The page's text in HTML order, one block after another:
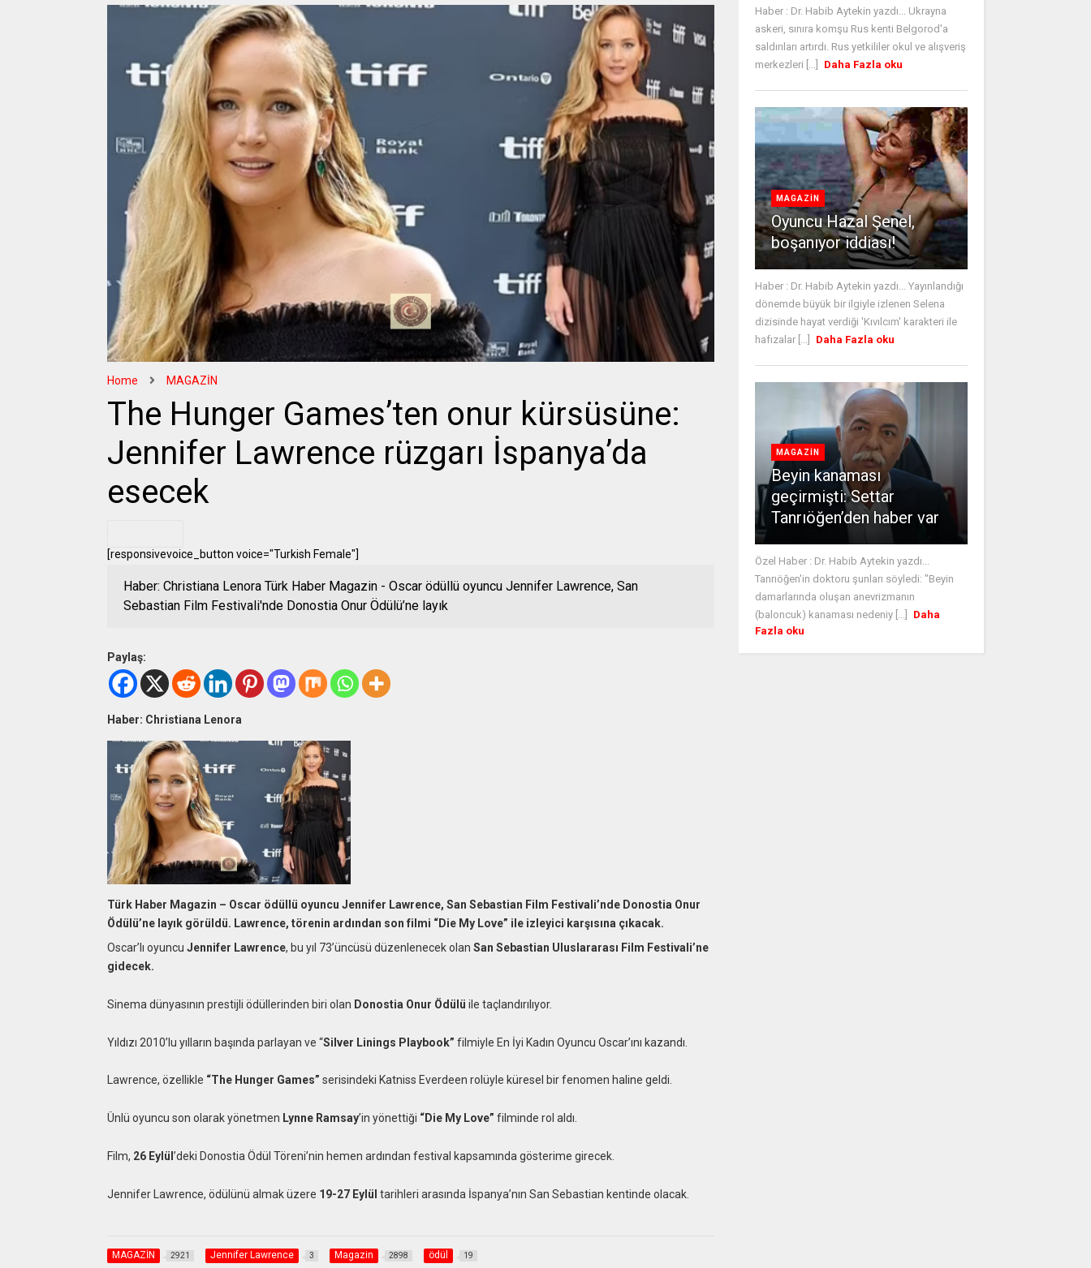
Home MAGAZİN
The Hunger Games’ten onur kürsüsüne:
Jennifer Lawrence rüzgarı İspanya’da
esecek
[responsivevoice_button voice="Turkish Female"]
Haber: Christiana Lenora Türk Haber Magazin - Oscar ödüllü oyuncu Jennifer Lawrence, San
Sebastian Film Festivali'nde Donostia Onur Ödülü’ne layık
Paylaş:
Haber: Christiana Lenora
Türk Haber Magazin – Oscar ödüllü oyuncu Jennifer Lawrence, San Sebastian Film Festivali’nde Donostia Onur
Ödülü’ne layık görüldü. Lawrence, törenin ardından son filmi “Die My Love” ile izleyici karşısına çıkacak.
Oscar’lı oyuncu Jennifer Lawrence, bu yıl 73’üncüsü düzenlenecek olan San Sebastian Uluslararası Film Festivali’ne
gidecek.
Sinema dünyasının prestijli ödüllerinden biri olan Donostia Onur Ödülü ile taçlandırılıyor.
Yıldızı 2010’lu yılların başında parlayan ve “Silver Linings Playbook” filmiyle En İyi Kadın Oyuncu Oscar’ını kazandı.
Lawrence, özellikle “The Hunger Games” serisindeki Katniss Everdeen rolüyle küresel bir fenomen haline geldi.
Ünlü oyuncu son olarak yönetmen Lynne Ramsay’in yönettiği “Die My Love” filminde rol aldı.
Film, 26 Eylül ’deki Donostia Ödül Töreni’nin hemen ardından festival kapsamında gösterime girecek.
Jennifer Lawrence, ödülünü almak üzere 19-27 Eylül tarihleri arasında İspanya’nın San Sebastian kentinde olacak.
MAGAZİN 2921 Jennifer Lawrence 3 Magazin 2898 ödül 19
Haber : Dr. Habib Aytekin yazdı... Ukrayna
askeri, sınıra komşu Rus kenti Belgorod'a
saldırıları artırdı. Rus yetkililer okul ve alışveriş
merkezleri [...]
Daha Fazla oku
MAGAZİN
Oyuncu Hazal Şenel,
boşanıyor iddiası!
Haber : Dr. Habib Aytekin yazdı... Yayınlandığı
dönemde büyük bir ilgiyle izlenen Selena
dizisinde hayat verdiği 'Kıvılcım' karakteri ile
hafızalar [...]
Daha Fazla oku
MAGAZİN
Beyin kanaması
geçirmişti: Settar
Tanrıöğen’den haber var
Özel Haber : Dr. Habib Aytekin yazdı...
Tanrıöğen'in doktoru şunları söyledi: "Beyin
damarlarında oluşan anevrizmanın
(baloncuk) kanaması nedeniy [...]
Daha
Fazla oku